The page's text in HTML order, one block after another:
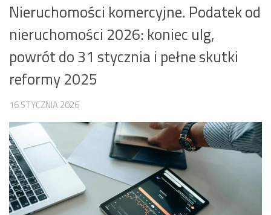
Nieruchomości komercyjne. Podatek od
nieruchomości 2026: koniec ulg,
powrót do 31 stycznia i pełne skutki
reformy 2025
16 STYCZNIA 2026